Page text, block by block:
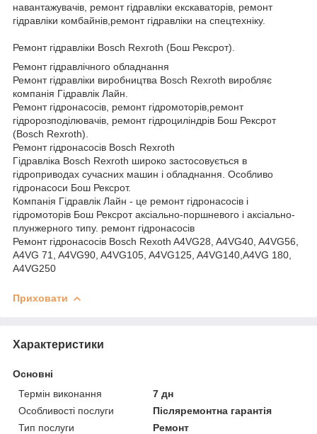
навантажувачів, ремонт гідравліки екскаваторів, ремонт
гідравліки комбайнів,ремонт гідравліки на спецтехніку.
Ремонт гідравліки Bosch Rexroth (Бош Рексрот).
Ремонт гідравлічного обладнання
Ремонт гідравліки виробництва Bosch Rexroth виробляє
компанія Гідравлік Лайн.
Ремонт гідронасосів, ремонт гідромоторів,ремонт
гідророзподілювачів, ремонт гідроциліндрів Бош Рексрот
(Bosch Rexroth).
Ремонт гідронасосів Bosch Rexroth
Гідравліка Bosch Rexroth широко застосовується в
гідроприводах сучасних машин і обладнання. Особливо
гідронасоси Бош Рексрот.
Компанія Гідравлік Лайн - це ремонт гідронасосів і
гідромоторів Бош Рексрот аксіально-поршневого і аксіально-
плунжерного типу. ремонт гідронасосів
Ремонт гідронасосів Bosch Rexoth A4VG28, A4VG40, A4VG56,
A4VG 71, A4VG90, A4VG105, A4VG125, A4VG140,A4VG 180,
A4VG250
Приховати
Характеристики
Основні
Термін виконання
7 дн
Особливості послуги
Післяремонтна гарантія
Тип послуги
Ремонт